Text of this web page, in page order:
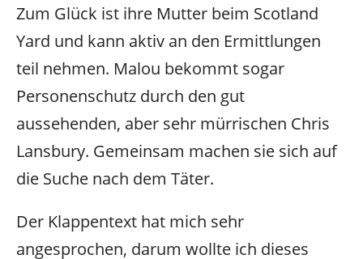
Zum Glück ist ihre Mutter beim Scotland
Yard und kann aktiv an den Ermittlungen
teil nehmen. Malou bekommt sogar
Personenschutz durch den gut
aussehenden, aber sehr mürrischen Chris
Lansbury. Gemeinsam machen sie sich auf
die Suche nach dem Täter.
Der Klappentext hat mich sehr
angesprochen, darum wollte ich dieses